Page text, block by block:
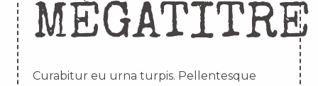
MÉGATITRE
Curabitur eu urna turpis. Pellentesque